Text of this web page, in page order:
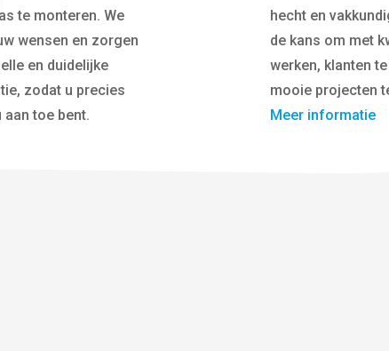
te monteren. We
wensen en zorgen
en duidelijke
zodat u precies
aan toe bent.
hecht en
de kans om met
werken, klanten
mooie projecten
Meer informatie